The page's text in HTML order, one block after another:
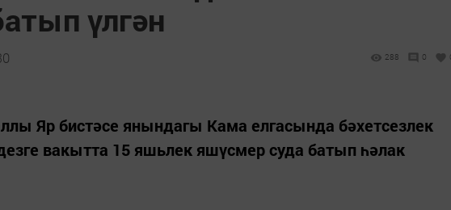
үлгән
288 0
Яр бистәсе янындагы Кама елгасында бәхетсезлек
вакытта 15 яшьлек яшүсмер суда батып һәлак